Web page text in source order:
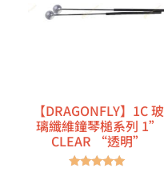
【DRAGONFLY】1C 玻
璃纖維鐘琴槌系列 1”
CLEAR “透明”